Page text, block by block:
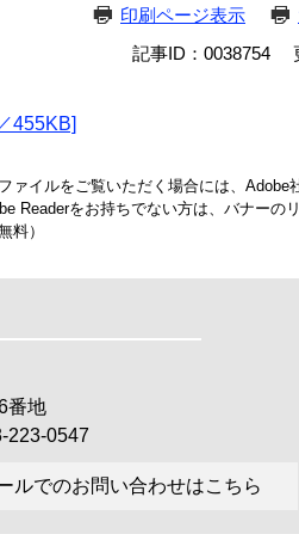
印刷ページ表示
記事ID：0038754
455KB]
ァイルをご覧いただく場合には、Adobe
Readerをお持ちでない方は、バナーの
料）
番地
223-0547
ルでのお問い合わせはこちら